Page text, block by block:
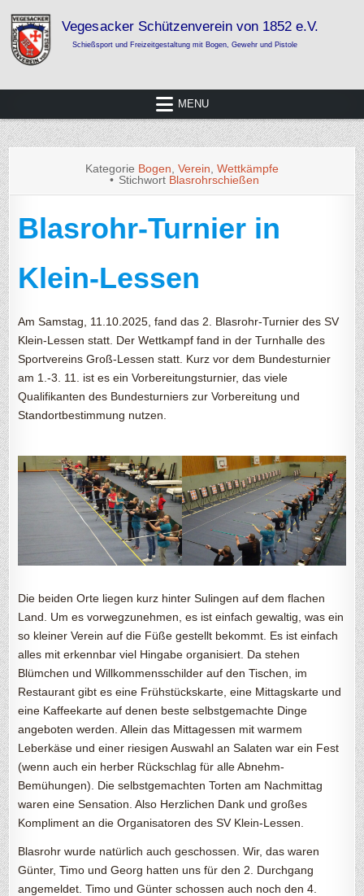
content
Vegesacker Schützenverein von 1852
e.V.
MENU
Kategorie Bogen Verein Wettkämpfe
Stichwort Blasrohrschießen
Blasrohr-Turnier in
Klein-Lessen
Am Samstag, 11.10.2025, fand das 2. Blasrohr-Turnier des SV
Klein-Lessen statt. Der Wettkampf fand in der Turnhalle des
Sportvereins Groß-Lessen statt. Kurz vor dem Bundesturnier
am 1.-3. 11. ist es ein Vorbereitungsturnier, das viele
Qualifikanten des Bundesturniers zur Vorbereitung und
Standortbestimmung nutzen.
Die beiden Orte liegen kurz hinter Sulingen auf dem flachen
Land. Um es vorwegzunehmen, es ist einfach gewaltig, was ein
so kleiner Verein auf die Füße gestellt bekommt. Es ist einfach
alles mit erkennbar viel Hingabe organisiert. Da stehen
Blümchen und Willkommensschilder auf den Tischen, im
Restaurant gibt es eine Frühstückskarte, eine Mittagskarte und
eine Kaffeekarte auf denen beste selbstgemachte Dinge
angeboten werden. Allein das Mittagessen mit warmem
Leberkäse und einer riesigen Auswahl an Salaten war ein Fest
(wenn auch ein herber Rückschlag für alle Abnehm-
Bemühungen). Die selbstgemachten Torten am Nachmittag
waren eine Sensation. Also Herzlichen Dank und großes
Kompliment an die Organisatoren des SV Klein-Lessen.
Blasrohr wurde natürlich auch geschossen. Wir, das waren
Günter, Timo und Georg hatten uns für den 2. Durchgang
angemeldet. Timo und Günter schossen auch noch den 4.